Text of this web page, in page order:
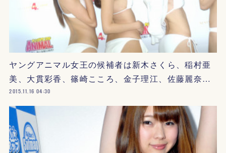
ヤングアニマル女王の候補者は新木さくら、稲村亜
美、大貫彩香、篠崎こころ、金子理江、佐藤麗奈…
2015.11.16 04:30